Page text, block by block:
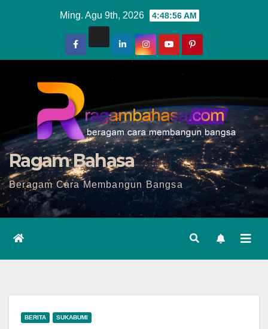
Ming. Agu 9th, 2026 4:48:58 AM
Ragam Bahasa
Beragam Cara Membangun Bangsa
BERITA SUKABUMI